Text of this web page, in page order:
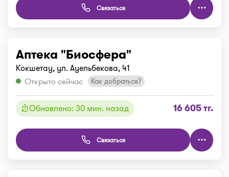
Связаться
Аптека "Биосфера"
Кокшетау, ул. Ауельбекова, 41
Открыто сейчас
Как добраться?
Обновлено: 30 мин. назад 16 605 тг.
Связаться